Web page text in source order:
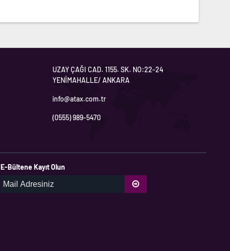
UZAY ÇAĞI CAD. 1155. SK. NO:22-24
YENİMAHALLE/ ANKARA
info@atax.com.tr
(0555) 989-5470
E-Bültene Kayıt Olun